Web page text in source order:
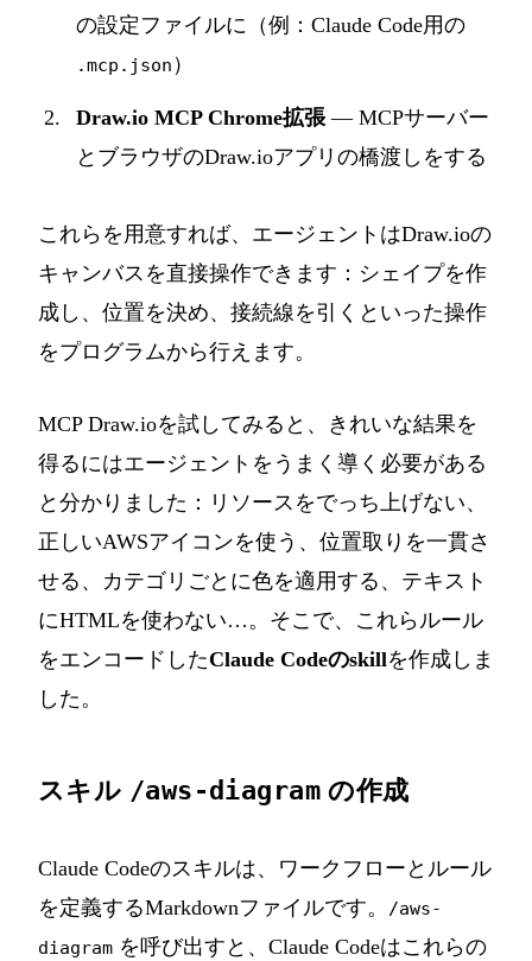
の設定ファイルに（例：Claude Code用の
.mcp.json ）
Draw.io MCP Chrome拡張— MCPサーバー
とブラウザのDraw.ioアプリの橋渡しをする
これらを用意すれば、エージェントはDraw.ioの
キャンバスを直接操作できます：シェイプを作
成し、位置を決め、接続線を引くといった操作
をプログラムから行えます。
MCP Draw.ioを試してみると、きれいな結果を
得るにはエージェントをうまく導く必要がある
と分かりました：リソースをでっち上げない、
正しいAWSアイコンを使う、位置取りを一貫さ
せる、カテゴリごとに色を適用する、テキスト
にHTMLを使わない…。そこで、これらルール
をエンコードしたClaude Codeのskillを作成しま
した。
スキル /aws-diagram の作成
Claude Codeのスキルは、ワークフローとルール
を定義するMarkdownファイルです。
/aws-
diagram を呼び出すと、Claude Codeはこれらの